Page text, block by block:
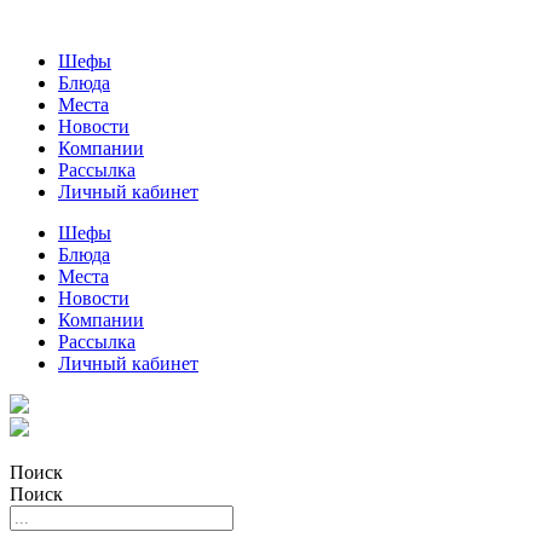
Шефы
Блюда
Места
Новости
Компании
Рассылка
Личный кабинет
Шефы
Блюда
Места
Новости
Компании
Рассылка
Личный кабинет
Поиск
Поиск